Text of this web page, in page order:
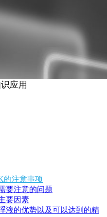
应用
的注意事项
要注意的问题
要因素
液的优势以及可以达到的精